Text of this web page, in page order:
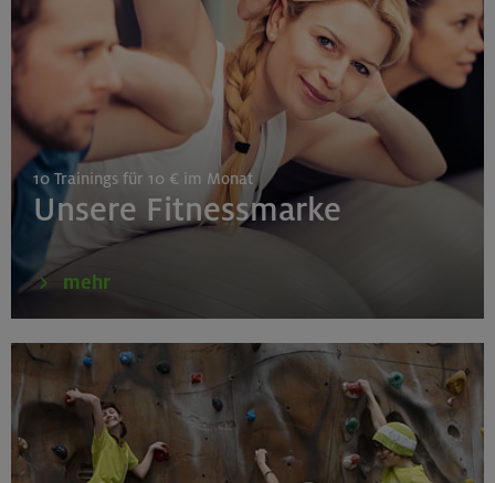
26.08.26
Schnupperkletterkurs indoor
München
27./28.08.26
Grundkurs Klettern indoor
Gilching
30.08./06./13.09.26
Klettertechnik- und Taktikcoaching indoor
10 Trainings für 10 € im Monat
Unsere Fitnessmarke
mehr